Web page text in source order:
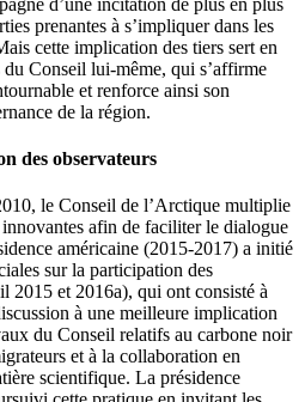
d’une incitation de plus en plus
prenantes à s’impliquer dans les
cette implication des tiers sert en
Conseil lui-même, qui s’affirme
et renforce ainsi son
de la région.
des observateurs
le Conseil de l’Arctique multiplie
afin de faciliter le dialogue
américaine (2015-2017) a initié
sur la participation des
2015 et 2016a), qui ont consisté à
à une meilleure implication
du Conseil relatifs au carbone noir
et à la collaboration en
scientifique. La présidence